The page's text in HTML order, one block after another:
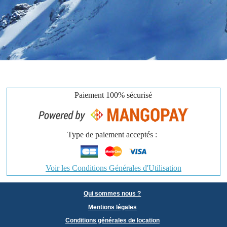
Paiement 100% sécurisé
Type de paiement acceptés :
Voir les Conditions Générales d'Utilisation
Qui sommes nous ?
Mentions légales
Conditions générales de location